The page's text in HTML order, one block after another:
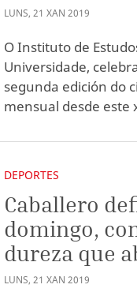
LUNS,21 XAN 2019
O Instituto de
Universidade,
segunda edición do
mensual desde este
DEPORTES
Caballero
domingo,
dureza que
LUNS,21 XAN 2019